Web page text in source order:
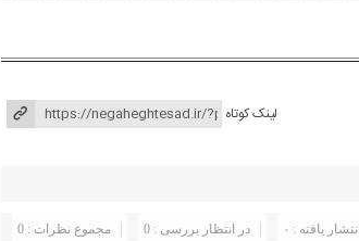
لینک کوتاه
مجموع نظرات : 0 در انتظار بررسی : 0 انتشار یافته : ۰